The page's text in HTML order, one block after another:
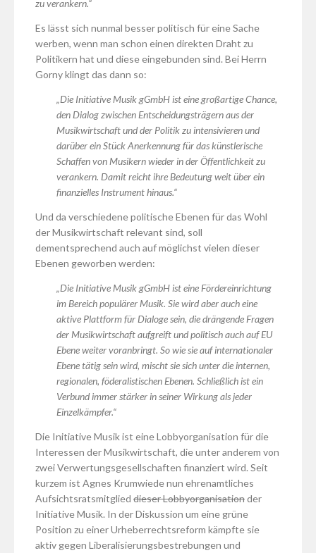
zu verankern.“
Es lässt sich nunmal besser politisch für eine Sache
werben, wenn man schon einen direkten Draht zu
Politikern hat und diese eingebunden sind. Bei Herrn
Gorny klingt das dann so:
„Die Initiative Musik gGmbH ist eine großartige Chance,
den Dialog zwischen Entscheidungsträgern aus der
Musikwirtschaft und der Politik zu intensivieren und
darüber ein Stück Anerkennung für das künstlerische
Schaffen von Musikern wieder in der Öffentlichkeit zu
verankern. Damit reicht ihre Bedeutung weit über ein
finanzielles Instrument hinaus.“
Und da verschiedene politische Ebenen für das Wohl
der Musikwirtschaft relevant sind, soll
dementsprechend auch auf möglichst vielen dieser
Ebenen geworben werden:
„Die Initiative Musik gGmbH ist eine Fördereinrichtung
im Bereich populärer Musik. Sie wird aber auch eine
aktive Plattform für Dialoge sein, die drängende Fragen
der Musikwirtschaft aufgreift und politisch auch auf EU
Ebene weiter voranbringt. So wie sie auf internationaler
Ebene tätig sein wird, mischt sie sich unter die internen,
regionalen, föderalistischen Ebenen. Schließlich ist ein
Verbund immer stärker in seiner Wirkung als jeder
Einzelkämpfer.“
Die Initiative Musik ist eine Lobbyorganisation für die
Interessen der Musikwirtschaft, die unter anderem von
zwei Verwertungsgesellschaften finanziert wird. Seit
kurzem ist Agnes Krumwiede nun ehrenamtliches
Aufsichtsratsmitglied dieser Lobbyorganisationder
Initiative Musik. In der Diskussion um eine grüne
Position zu einer Urheberrechtsreform kämpfte sie
aktiv gegen Liberalisierungsbestrebungen und